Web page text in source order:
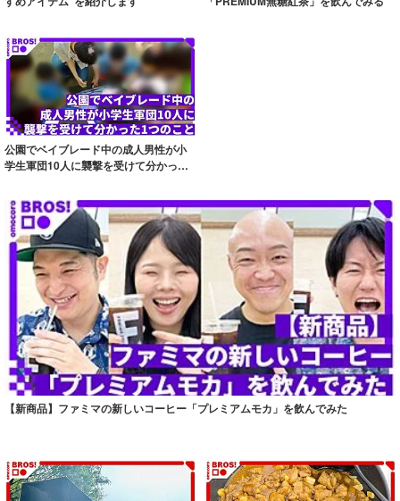
公園でベイブレード中の成人男性が小
学生軍団10人に襲撃を受けて分かった1
【新商品】ファミマの新しいコーヒー「プレミアムモカ」を飲んでみた